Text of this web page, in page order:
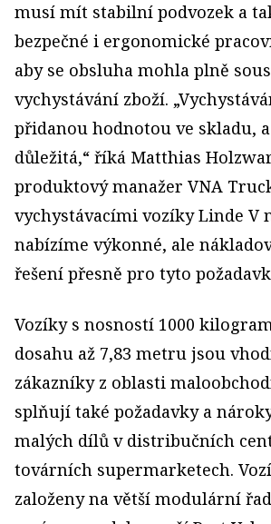
musí mít stabilní podvozek a
bezpečné i ergonomické
aby se obsluha mohla plně
vychystávání zboží.
přidanou hodnotou ve skladu,
důležitá,“ říká Matthias
produktový manažer VNA
vychystávacími vozíky Linde V
nabízíme výkonné, ale
řešení přesně pro tyto
Vozíky s nosností 1000
dosahu až 7,83 metru jsou
zákazníky z oblasti
splňují také požadavky a
malých dílů v distribučních
továrních supermarketech.
založeny na větší modulární